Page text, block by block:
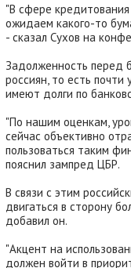
"В сфере
ожидаем какого-то
- сказал Сухов на
Задолженность перед
россиян, то есть почти
имеют долги по
"По нашим оценкам,
сейчас объективно
пользоваться таким
пояснил зампред ЦБР.
В связи с этим
двигаться в сторону
добавил он.
"Акцент на
должен войти в